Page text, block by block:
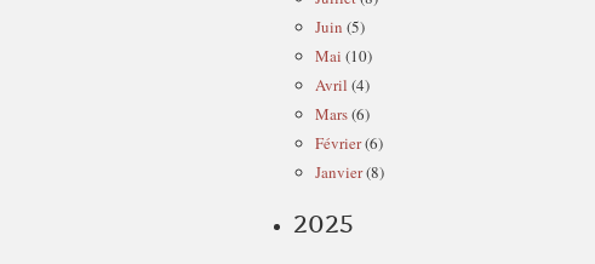
Juin (5)
Mai (10)
Avril (4)
Mars(6)
Février(6)
Janvier(8)
2025